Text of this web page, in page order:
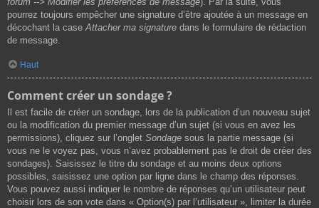
pourrez toujours empêcher une signature d’être ajoutée à un message en
décochant la caseAttacher ma signature dans le formulaire de rédaction
de message.
Haut
Comment créer un sondage ?
Il est facile de créer un sondage, lors de la publication d’un nouveau sujet
ou la modification du premier message d’un sujet (si vous en avez les
permissions), cliquez sur l’onglet Sondage sous la partie message (si
vous ne le voyez pas, vous n’avez probablement pas le droit de créer des
sondages). Saisissez le titre du sondage et au moins deux options
possibles, saisissez une option par ligne dans le champ des réponses.
Vous pouvez aussi indiquer le nombre de réponses qu’un utilisateur peut
choisir lors de son vote dans « Option(s) par l’utilisateur », limiter la durée